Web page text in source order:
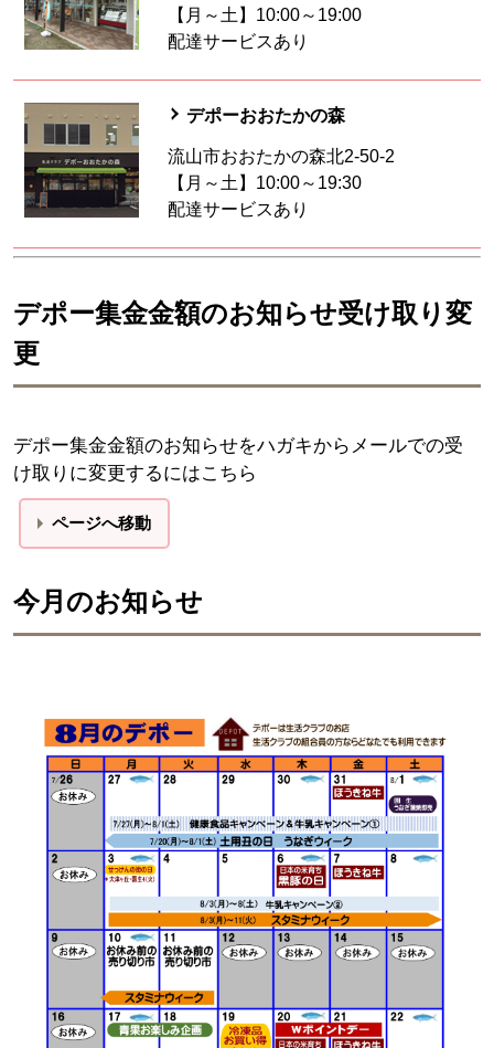
【月～土】10:00～19:00
配達サービスあり
デポーおおたかの森
流山市おおたかの森北2-50-2
【月～土】10:00～19:30
配達サービスあり
デポー集金金額のお知らせ受け取り変
更
デポー集金金額のお知らせをハガキからメールでの受
け取りに変更するにはこちら
ページへ移動
今月のお知らせ